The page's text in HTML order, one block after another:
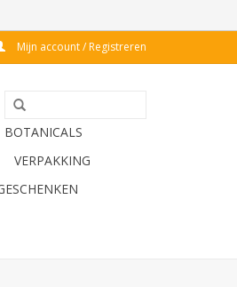
Mijn account / Registreren
BOTANICALS
VERPAKKING